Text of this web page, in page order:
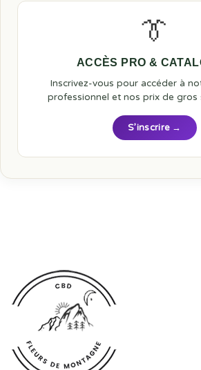
👔
ACCÈS PRO &
Inscrivez-vous pour accéder à
professionnel et nos prix de gros
S’inscrire →